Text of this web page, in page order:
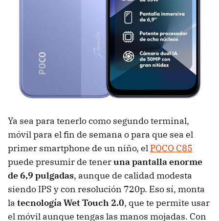
Ya sea para tenerlo como segundo terminal,
móvil para el fin de semana o para que sea el
primer smartphone de un niño, el POCO C85
puede presumir de teneruna pantalla enorme
de 6,9 pulgadas, aunque de calidad modesta
siendo IPS y con resolución 720p. Eso sí, monta
la tecnología Wet Touch 2.0, que te permite usar
el móvil aunque tengas las manos mojadas. Con